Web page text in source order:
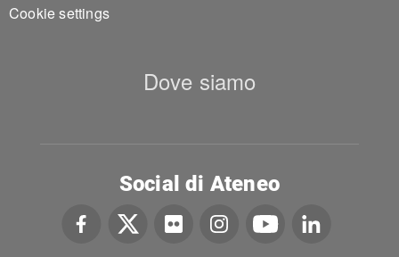
Cookie settings
Dove siamo
Social di Ateneo